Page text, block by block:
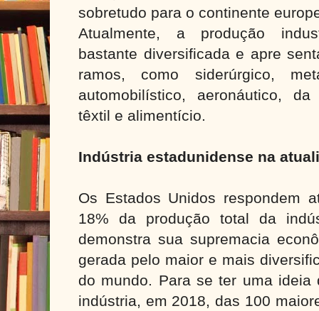
sobretudo para o continente
Atualmente, a produção
bastante diversificada e apre
ramos, como siderúrgico,
automobilístico, aeronáutico,
têxtil e alimentício.
Indústria estadunidense na
Os Estados Unidos respondem
18% da produção total da
demonstra sua supremacia
gerada pelo maior e mais
do mundo. Para se ter uma ideia
indústria, em 2018, das 100